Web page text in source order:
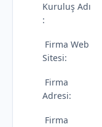
Kuruluş Adı
:
Firma Web
Sitesi:
Firma
Adresi:
Firma